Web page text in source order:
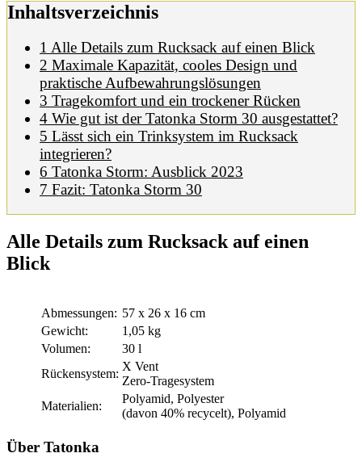
Inhaltsverzeichnis
1 Alle Details zum Rucksack auf einen Blick
2 Maximale Kapazität, cooles Design und
praktische Aufbewahrungslösungen
3 Tragekomfort und ein trockener Rücken
4 Wie gut ist der Tatonka Storm 30 ausgestattet?
5 Lässt sich ein Trinksystem im Rucksack
integrieren?
6 Tatonka Storm: Ausblick 2023
7 Fazit: Tatonka Storm 30
Alle Details zum Rucksack auf einen
Blick
Abmessungen: 57 x 26 x 16 cm
Gewicht:
1,05 kg
Volumen:
30 l
Rückensystem:
X Vent
Zero-Tragesystem
Materialien:
Polyamid, Polyester
(davon 40% recycelt), Polyamid
Über Tatonka